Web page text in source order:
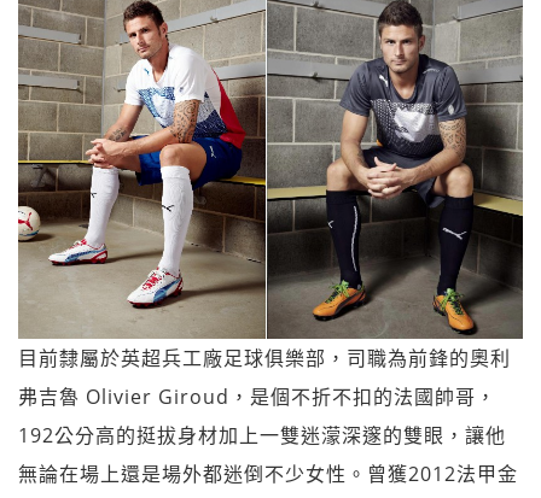
目前隸屬於英超兵工廠足球俱樂部，司職為前鋒的奧利
弗吉魯 Olivier Giroud，是個不折不扣的法國帥哥，
192公分高的挺拔身材加上一雙迷濛深邃的雙眼，讓他
無論在場上還是場外都迷倒不少女性。曾獲2012法甲金